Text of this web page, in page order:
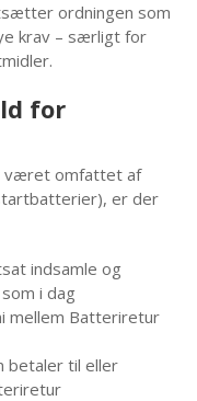
ordningen som
krav – særligt for
for
været omfattet af
er der
indsamle og
i dag
mellem Batteriretur
betaler til eller